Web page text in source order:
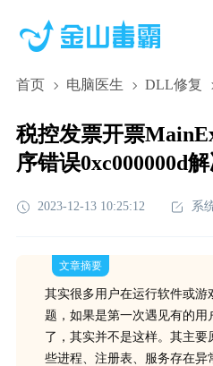
首页 电脑医生 DLL修复
税控发票开票
序错误0xc000000d
2023-12-13 10:25:12 系
文章摘要
其实很多用户在运行软件或游
题，如果是第一次遇见有的用
了，其实并不是这样。其主
些进程、注册表、服务存在异